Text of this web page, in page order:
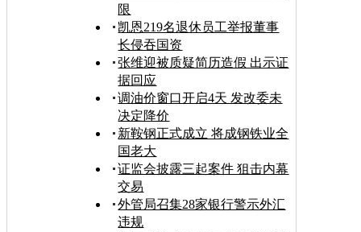
限
凯恩219名退休员工举报董事
长侵吞国资
张维迎被质疑简历造假 出示证
据回应
调油价窗口开启4天 发改委未
决定降价
新鞍钢正式成立 将成钢铁业全
国老大
证监会披露三起案件 狙击内幕
交易
外管局召集28家银行警示外汇
违规